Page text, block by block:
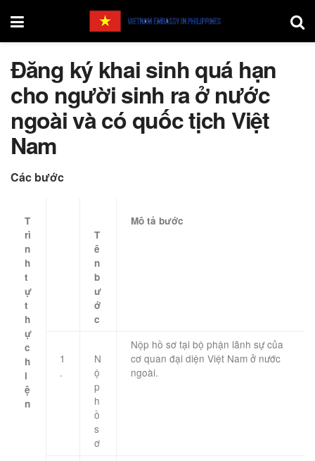
Đăng ký khai sinh quá hạn
cho người sinh ra ở nước
ngoài và có quốc tịch Việt
Nam
Các bước
T
rì
n
h
t
ự
t
h
ự
c
h
i
ệ
n
T
ê
n
b
ư
ớ
c
Mô tả bước
1
.
N
ộ
p
h
ồ
s
ơ
​Nộp hồ sơ tại bộ phận lãnh sự của
cơ quan đại diện Việt Nam ở nước
ngoài.